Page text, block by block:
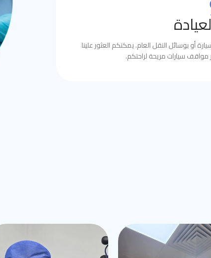
أو بوسائل النقل العام. يمكنكم العثور علينا
سيارات مريحة لراحتكم.